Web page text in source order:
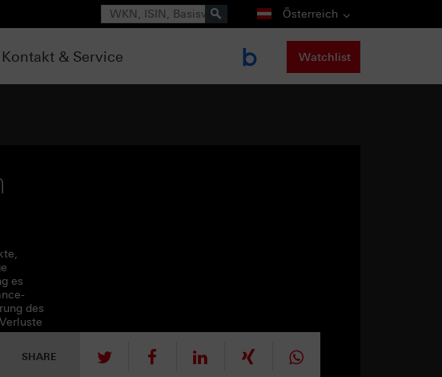
Suche Österreich
Kontakt & Service Watchlist
es
des
SHARE tweet mitteilen